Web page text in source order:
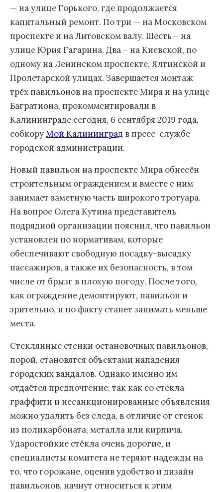
— на улице Горького, где продолжается
капитальный ремонт. По три — на Московском
проспекте и на Литовском валу. Шесть – на
улице Юрия Гагарина. Два – на Киевской, по
одному на Ленинском проспекте, Ялтинской и
Пролетарской улицах. Завершается монтаж
трёх павильонов на проспекте Мира и на улице
Багратиона, прокомментировали в
Калининграде сегодня, 6 сентября 2019 года,
собкоруМой Калининград в пресс-службе
городской администрации.
Новый павильон на проспекте Мира обнесён
строительным ограждением и вместе с ним
занимает заметную часть широкого тротуара.
На вопрос Олега Кутина представитель
подрядной организации пояснил, что павильон
установлен по нормативам, которые
обеспечивают свободную посадку-высадку
пассажиров, а также их безопасность, в том
числе от брызг в плохую погоду. После того,
как ограждение демонтируют, павильон и
зрительно, и по факту станет занимать меньше
места.
Стеклянные стенки остановочных павильонов,
порой, становятся объектами нападения
городских вандалов. Однако именно им
отдаётся предпочтение, так как со стекла
граффити и несанкционированные объявления
можно удалить без следа, в отличие от стенок
из поликарбоната, металла или кирпича.
Ударостойкие стёкла очень дорогие, и
специалисты комитета не теряют надежды на
то, что горожане, оценив удобство и дизайн
павильонов, начнут относиться к этим